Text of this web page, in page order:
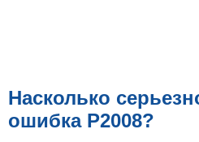
Насколько
ошибка P2008?